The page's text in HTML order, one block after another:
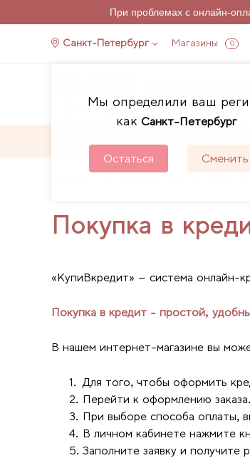
При проблемах с онлайн-
Санкт-Петербург Магазины 0
Мы определили ваш
как Санкт-Петербург
Остаться Сменить
Информация для
Покупка в
«КупиВкредит» – система онлайн-
Покупка в кредит - простой,
В нашем интернет-магазине вы
Для того, чтобы оформить
Перейти к оформлению заказа.
При выборе способа оплаты,
В личном кабинете нажмите
Заполните заявку и